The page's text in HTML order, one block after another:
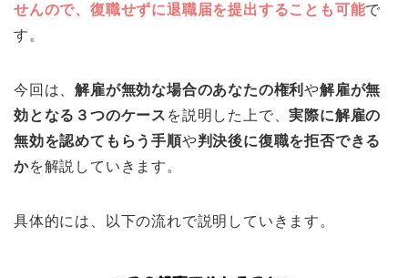
せんので、復職せずに退職届を提出することも可能で
す。
今回は、解雇が無効な場合のあなたの権利や解雇が無
効となる３つのケース を説明した上で、実際に解雇の
無効を認めてもらう手順や判決後に復職を拒否できる
かを解説していきます。
具体的には、以下の流れで説明していきます。